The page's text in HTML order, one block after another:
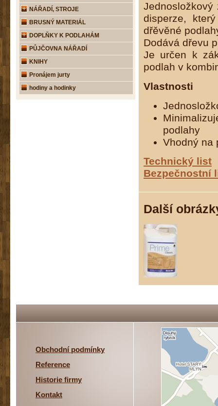
disperze,
dřěvěné
Dodává dřevu
Je určen k
podlah v
Vlastnosti
podlahy
Vhodný na
Technický list
Bezpečnostní
Další
NÁŘADÍ, STROJE
BRUSNÝ MATERIÁL
DOPLŇKY K PODLAHÁM
PŮJČOVNA NÁŘADÍ
KNIHY
Pronájem jurty
hodiny a hodinky
Obchodní podmínky
Reference
Historie firmy
Kontakt